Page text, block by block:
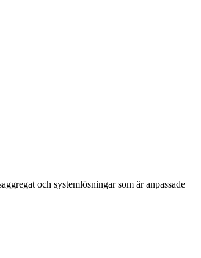
och systemlösningar som är anpassade